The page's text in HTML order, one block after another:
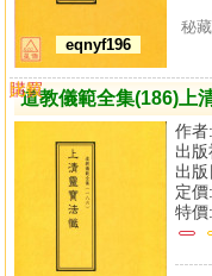
eqnyf196
秘
道教儀範全集(186)上
作者:
出版
出
定價:
特價:
購買
比較